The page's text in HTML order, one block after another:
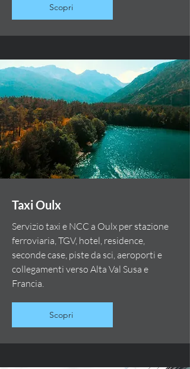
Scopri
Taxi Oulx
Servizio taxi e NCC a Oulx per stazione
ferroviaria, TGV, hotel, residence,
seconde case, piste da sci, aeroporti e
collegamenti verso Alta Val Susa e
Francia.
Scopri